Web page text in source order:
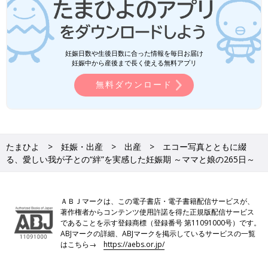
妊娠日数や生後日数に合った情報を毎日お届け
妊娠中から産後まで長く使える無料アプリ
無料ダウンロード
たまひよ 妊娠・出産 出産
エコー写真とともに綴
る、愛しい我が子との“絆”を実感した妊娠期 ～ママと娘の265日～
ＡＢＪマークは、この電子書店・電子書籍配信サービスが、
著作権者からコンテンツ使用許諾を得た正規版配信サービス
であることを示す登録商標（登録番号 第11091000号）です。
ABJマークの詳細、ABJマークを掲示しているサービスの一覧
はこちら→https://aebs.or.jp/